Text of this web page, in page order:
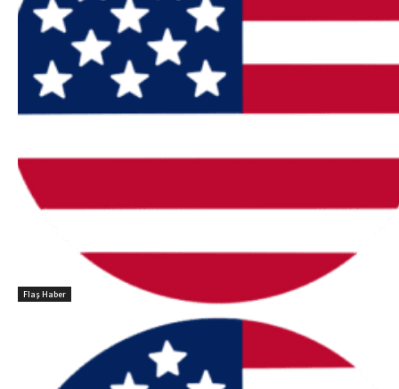
Flaş Haber